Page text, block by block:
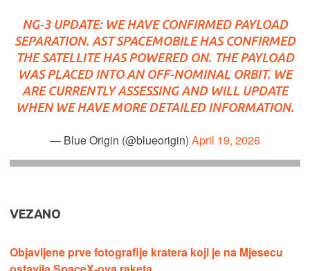
NG-3 UPDATE: WE HAVE CONFIRMED PAYLOAD
SEPARATION. AST SPACEMOBILE HAS CONFIRMED
THE SATELLITE HAS POWERED ON. THE PAYLOAD
WAS PLACED INTO AN OFF-NOMINAL ORBIT. WE
ARE CURRENTLY ASSESSING AND WILL UPDATE
WHEN WE HAVE MORE DETAILED INFORMATION.
— Blue Origin (@blueorigin) April 19, 2026
VEZANO
Objavljene prve fotografije kratera koji je na Mjesecu